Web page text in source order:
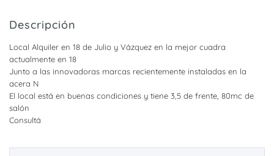
Descripción
Local Alquiler en 18 de Julio y Vázquez en la mejor cuadra
actualmente en 18
Junto a las innovadoras marcas recientemente instaladas en la
acera N
El local está en buenas condiciones y tiene 3,5 de frente, 80mc de
salón
Consultá